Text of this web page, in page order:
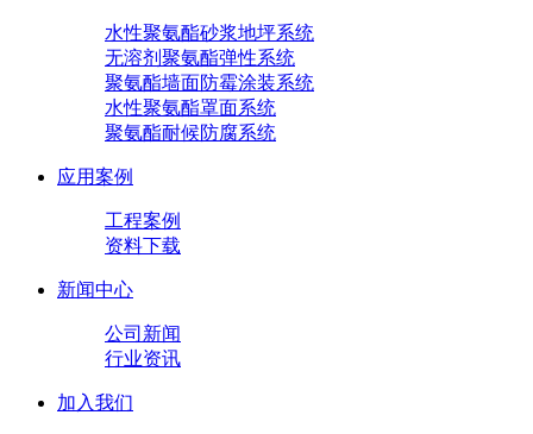
水性聚氨酯砂浆地坪系统
无溶剂聚氨酯弹性系统
聚氨酯墙面防霉涂装系统
水性聚氨酯罩面系统
聚氨酯耐候防腐系统
应用案例
工程案例
资料下载
新闻中心
公司新闻
行业资讯
加入我们